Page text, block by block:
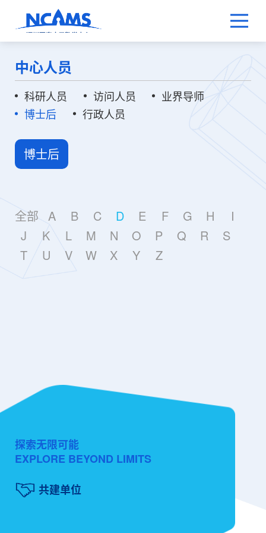
中心人员
科研人员 访问人员
业界导师
博士后
行政人员
博士后
全部 A B C D E F G H
I
J
K L M N O P Q R
S
T
U V W X Y Z
探索无限可能
EXPLORE BEYOND LIMITS
共建单位